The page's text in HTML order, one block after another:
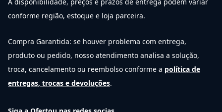
conforme região, estoque e loja parceira.
Compra Garantida: se houver problema com entrega,
produto ou pedido, nosso atendimento analisa a solução,
troca, cancelamento ou reembolso conforme a política de
entregas, trocas e devoluções.